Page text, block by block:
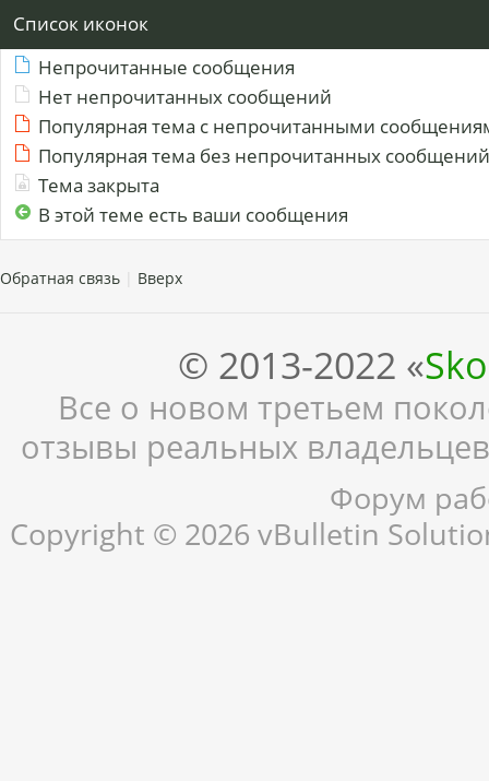
Список иконок
Непрочитанные сообщения
Нет непрочитанных сообщений
Популярная тема с непрочитанными
Популярная тема без непрочитанных сообщений
Тема закрыта
В этой теме есть ваши сообщения
Обратная связь Вверх
© 2013-2022 «
Все о новом третьем
отзывы реальных
Форум
Copyright © 2026 vBulletin